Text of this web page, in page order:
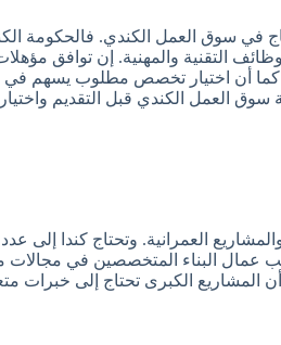
في سوق العمل الكندي. فالحكومة
التقنية والمهنية. إن توافق
كما أن اختيار تخصص مطلوب
العمل الكندي قبل التقديم
العمرانية. وتحتاج كندا إلى
عمال البناء المتخصصين في مجالات
أن المشاريع الكبرى تحتاج إلى خبرات